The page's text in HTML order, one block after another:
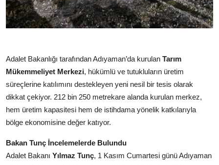
Adalet Bakanlığı tarafından Adıyaman’da kurulan Tarım
Mükemmeliyet Merkezi, hükümlü ve tutukluların üretim
süreçlerine katılımını destekleyen yeni nesil bir tesis olarak
dikkat çekiyor. 212 bin 250 metrekare alanda kurulan merkez,
hem üretim kapasitesi hem de istihdama yönelik katkılarıyla
bölge ekonomisine değer katıyor.
Bakan Tunç İncelemelerde Bulundu
Adalet Bakanı Yılmaz Tunç, 1 Kasım Cumartesi günü Adıyaman